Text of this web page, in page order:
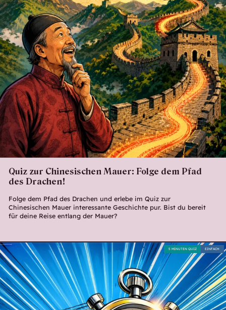
Quiz zur Chinesischen Mauer: Folge dem Pfad
des Drachen!
Folge dem Pfad des Drachen und erlebe im Quiz zur
Chinesischen Mauer interessante Geschichte pur. Bist du bereit
für deine Reise entlang der Mauer?
EINFACH
5 MINUTEN QUIZ